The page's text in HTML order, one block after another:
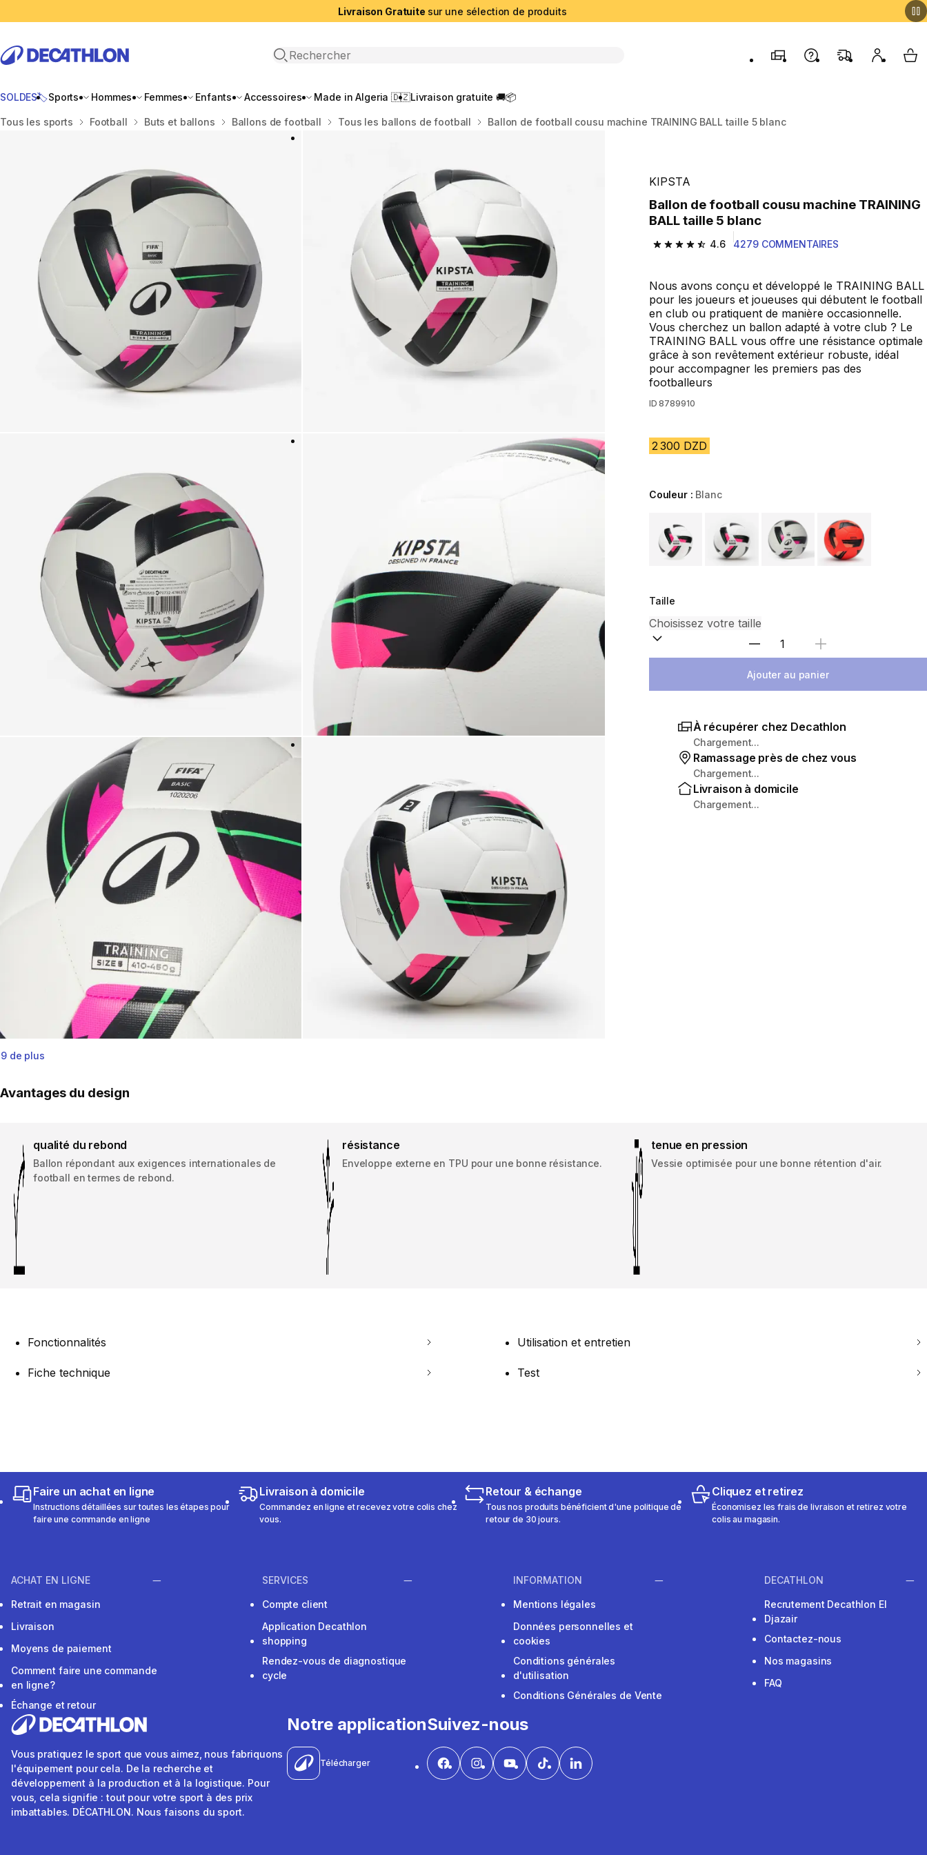
Livraison Gratuite sur une sélection de produits
Recherche ouverte
MagasinsContactez-nous
FAQ Mon My
SOLDES🏷️Sports Hommes Femmes Enfants Accessoires Made in Algeria 🇩🇿Livraison gratuite 🚚📦
Accueil
Tous les sports Football Buts et ballons Ballons de football Tous les ballons de football Ballon de football cousu machine TRAINING BALL taille 5 blanc
9 de plus
KIPSTA
Ballon de football cousu machine TRAINING
BALL taille 5 blanc
4.6
4.6 out of 5 stars from 4279 reviews
4279 COMMENTAIRES
Nous avons conçu et développé le TRAINING BALL
pour les joueurs et joueuses qui débutent le football
en club ou pratiquent de manière occasionnelle.
Vous cherchez un ballon adapté à votre club ? Le
TRAINING BALL vous offre une résistance optimale
grâce à son revêtement extérieur robuste, idéal
pour accompagner les premiers pas des
footballeurs
ID 8789910
2 300 DZD
Couleur : Blanc
Choose a variant
Taille
Sélectionnez la quantité
Ajouter au panier
À récupérer chez Decathlon
Chargement...
Ramassage près de chez vous
Chargement...
Livraison à domicile
Chargement...
Avantages du design
qualité du rebond
Ballon répondant aux exigences internationales de
football en termes de rebond.
résistance
Enveloppe externe en TPU pour une bonne résistance.
tenue en pression
Vessie optimisée pour une bonne rétention d'air.
Fonctionnalités Utilisation et entretien
Fiche technique Test
Faire un achat en ligne
Instructions détaillées sur toutes les étapes pour
faire une commande en ligne
Livraison à domicile
Commandez en ligne et recevez votre colis chez
vous.
Retour & échange
Tous nos produits bénéficient d'une politique de
retour de 30 jours.
Cliquez et retirez
Économisez les frais de livraison et retirez votre
colis au magasin.
ACHAT EN LIGNE
Retrait en magasin
Livraison
Moyens de paiement
Comment faire une commande
en ligne?
Échange et retour
SERVICES
Compte client
Application Decathlon
shopping
Rendez-vous de diagnostique
cycle
INFORMATION
Mentions légales
Données personnelles et
cookies
Conditions générales
d'utilisation
Conditions Générales de Vente
DECATHLON
Recrutement Decathlon El
Djazair
Contactez-nous
Nos magasins
FAQ
Vous pratiquez le sport que vous aimez, nous fabriquons
l'équipement pour cela. De la recherche et
développement à la production et à la logistique. Pour
vous, cela signifie : tout pour votre sport à des prix
imbattables. DÉCATHLON. Nous faisons du sport.
Notre application
Télécharger
Suivez-nous